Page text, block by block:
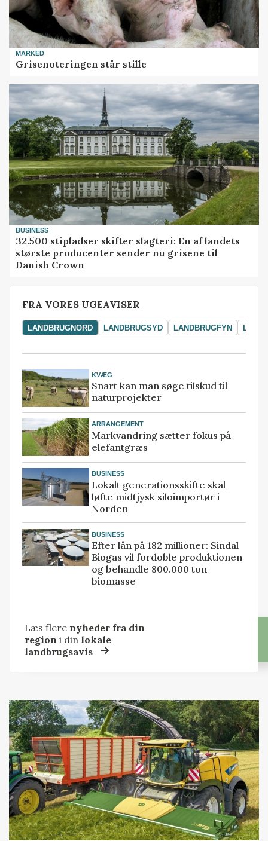
MARKED
Grisenoteringen står stille
BUSINESS
32.500 stipladser skifter slagteri: En af landets
største producenter sender nu grisene til
Danish Crown
FRA VORES UGEAVISER
LANDBRUGNORD LANDBRUGSYD LANDBRUGFYN
KVÆG
Snart kan man søge tilskud til
naturprojekter
ARRANGEMENT
Markvandring sætter fokus på
elefantgræs
BUSINESS
Lokalt generationsskifte skal
løfte midtjysk siloimportør i
Norden
BUSINESS
Efter lån på 182 millioner: Sindal
Biogas vil fordoble produktionen
og behandle 800.000 ton
biomasse
Læs flere nyheder fra din
region i dinlokale
landbrugsavis